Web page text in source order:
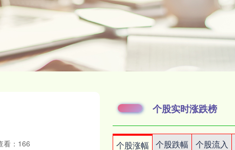
看：166
个股实时涨跌榜
个股涨幅 个股跌幅 个股流入